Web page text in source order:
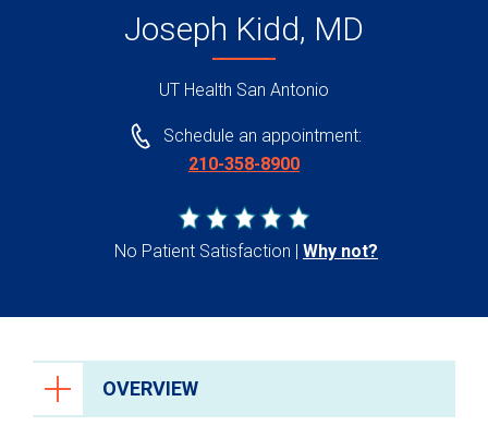
Joseph Kidd, MD
UT Health San Antonio
Schedule an appointment:
210-358-8900
No Patient Satisfaction Why not?
OVERVIEW